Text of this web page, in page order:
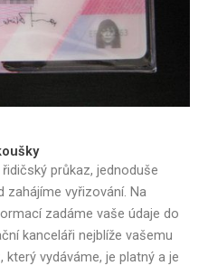
průkaz, jednoduše
zahájíme vyřizování. Na
zadáme vaše údaje do
kanceláři nejblíže vašemu
vydáváme, je platný a je